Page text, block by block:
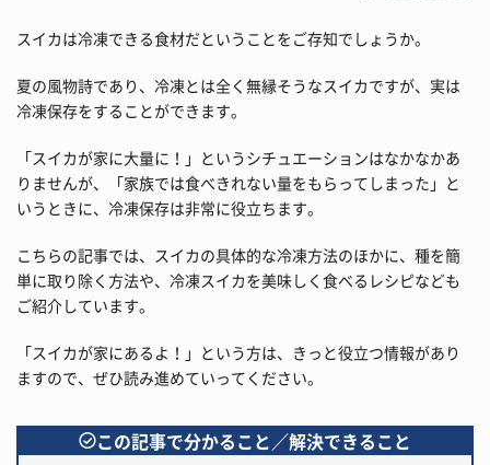
スイカは冷凍できる食材だということをご存知でしょうか。
夏の風物詩であり、冷凍とは全く無縁そうなスイカですが、実は
冷凍保存をすることができます。
「スイカが家に大量に！」というシチュエーションはなかなかあ
りませんが、「家族では食べきれない量をもらってしまった」と
いうときに、冷凍保存は非常に役立ちます。
こちらの記事では、スイカの具体的な冷凍方法のほかに、種を簡
単に取り除く方法や、冷凍スイカを美味しく食べるレシピなども
ご紹介しています。
「スイカが家にあるよ！」という方は、きっと役立つ情報があり
ますので、ぜひ読み進めていってください。
この記事で分かること／解決できること